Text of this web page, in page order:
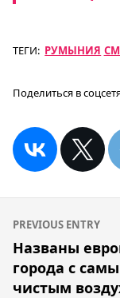
ТЕГИ: РУМЫНИЯ
Поделиться в
по
записям
PREVIOUS ENTRY
Названы
города с
чистым